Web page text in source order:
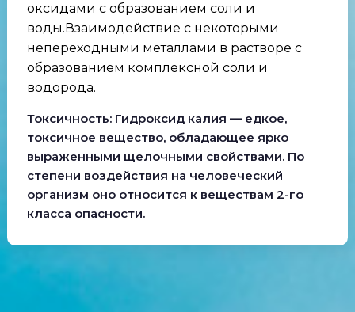
оксидами с образованием соли и
воды.Взаимодействие с некоторыми
непереходными металлами в растворе с
образованием комплексной соли и
водорода.
Токсичность: Гидроксид калия — едкое,
токсичное вещество, обладающее ярко
выраженными щелочными свойствами. По
степени воздействия на человеческий
организм оно относится к веществам 2-го
класса опасности.